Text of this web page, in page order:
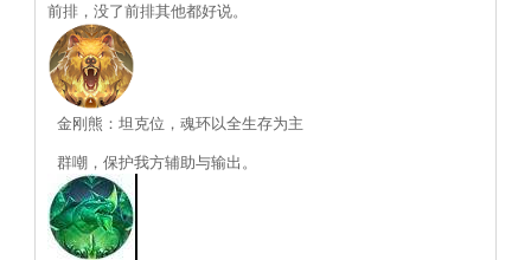
前排，没了前排其他都好说。
金刚熊：坦克位，魂环以全生存为主
群嘲，保护我方辅助与输出。